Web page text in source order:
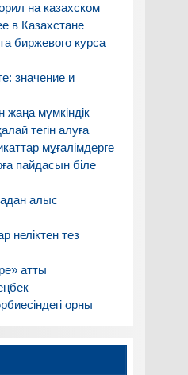
на казахском
в Казахстане
биржевого курса
значение и
жаңа мүмкіндік
тегін алуға
мұғалімдерге
пайдасын біле
алыс
неліктен тез
атты
орны